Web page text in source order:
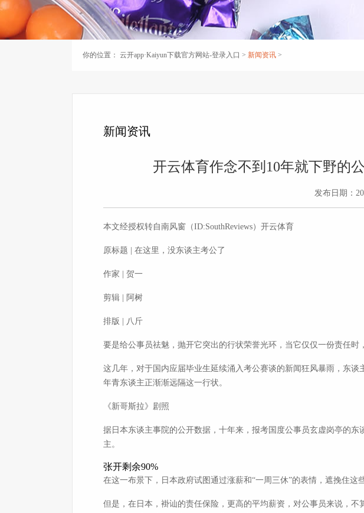
你的位置： 云开app·Kaiyun下载官方网站-登录入口 > 新闻资讯 >
新闻资讯
开云体育作念不到10年就下野的
发布日期：
本文经授权转自南风窗（ID:SouthReviews）开云体育
原标题 | 在这里，没东谈主考公了
作家 | 贺一
剪辑 | 阿树
排版 | 八斤
要是给公事员祛魅，抛开它突出的行状荣誉光环，当它仅仅一份责任时
这几年，对于国内应届毕业生延续涌入考公赛谈的新闻狂风暴雨，东
年青东谈主正渐渐远隔这一行状。
《新哥斯拉》剧照
据日本东谈主事院的公开数据，十年来，报考国度公事员玄虚岗亭的
主。
张开剩余90%
在这一布景下，日本政府试图通过涨薪和“一周三休”的表情，遮挽住这
但是，在日本，褂讪的责任保险，更高的平均薪资，对公事员来说，